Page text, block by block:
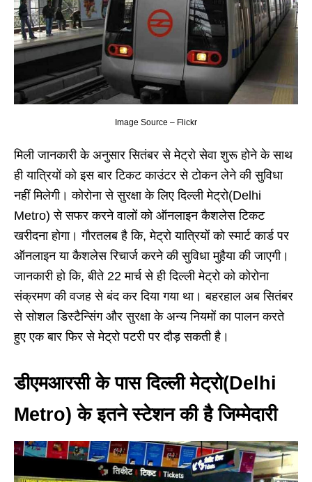
Image Source – Flickr
मिली जानकारी के अनुसार सितंबर से मेट्रो सेवा शुरू होने के साथ
ही यात्रियों को इस बार टिकट काउंटर से टोकन लेने की सुविधा
नहीं मिलेगी। कोरोना से सुरक्षा के लिए दिल्ली मेट्रो(Delhi
Metro) से सफर करने वालों को ऑनलाइन कैशलेस टिकट
खरीदना होगा। गौरतलब है कि, मेट्रो यात्रियों को स्मार्ट कार्ड पर
ऑनलाइन या कैशलेस रिचार्ज करने की सुविधा मुहैया की जाएगी।
जानकारी हो कि, बीते 22 मार्च से ही दिल्ली मेट्रो को कोरोना
संक्रमण की वजह से बंद कर दिया गया था। बहरहाल अब सितंबर
से सोशल डिस्टैन्सिंग और सुरक्षा के अन्य नियमों का पालन करते
हुए एक बार फिर से मेट्रो पटरी पर दौड़ सकती है।
डीएमआरसी के पास दिल्ली मेट्रो(Delhi
Metro) के इतने स्टेशन की है जिम्मेदारी